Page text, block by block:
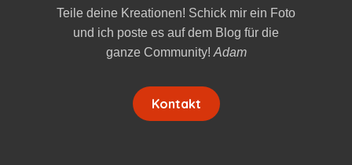
Teile deine Kreationen! Schick mir ein Foto
und ich poste es auf dem Blog für die
ganze Community! Adam
Kontakt